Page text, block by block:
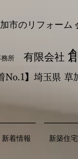
市のリフォーム
務所 有限会社
No.1】埼玉県
新着情報 新築住宅